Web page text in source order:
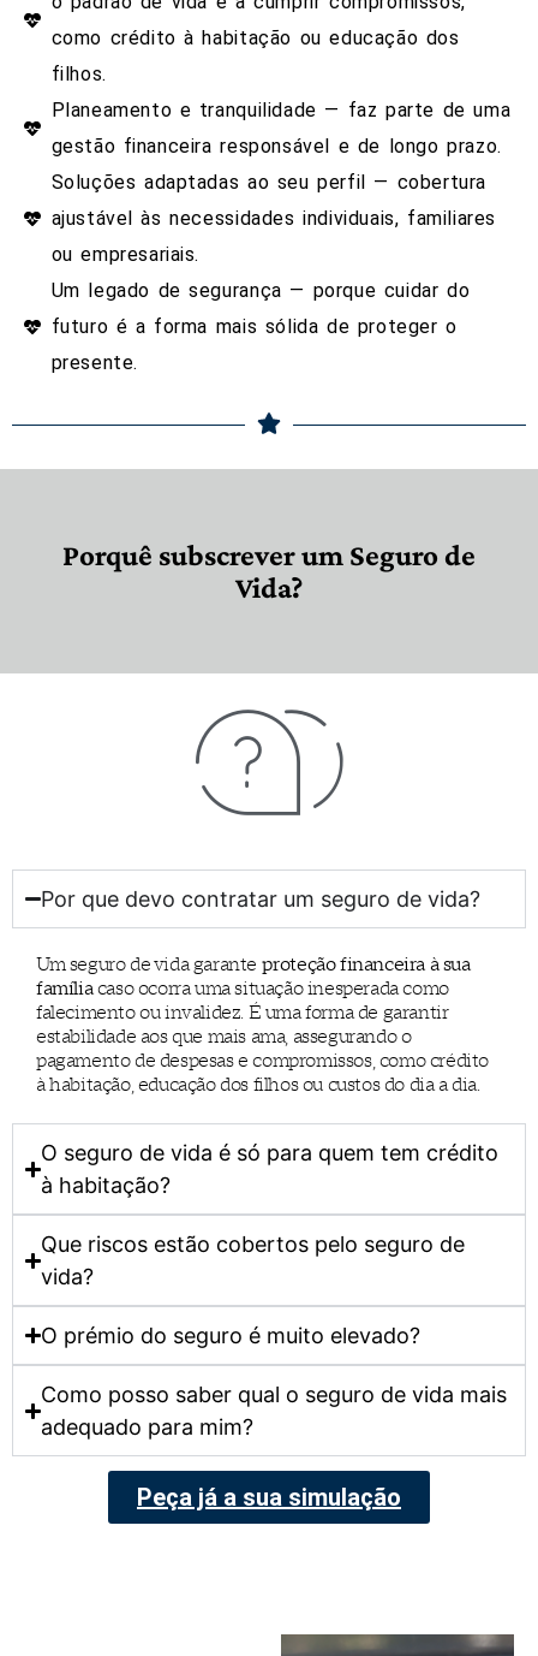
como crédito à habitação ou educação dos
filhos.
Planeamento e tranquilidade — faz parte de uma
gestão financeira responsável e de longo prazo.
Soluções adaptadas ao seu perfil — cobertura
ajustável às necessidades individuais, familiares
ou empresariais.
Um legado de segurança — porque cuidar do
futuro é a forma mais sólida de proteger o
presente.
Porquê subscrever um Seguro de
Vida?
Por que devo contratar um seguro de vida?
Um seguro de vida garante proteção financeira à sua
famíliacaso ocorra uma situação inesperada como
falecimento ou invalidez. É uma forma de garantir
estabilidade aos que mais ama, assegurando o
pagamento de despesas e compromissos, como crédito
à habitação, educação dos filhos ou custos do dia a dia.
O seguro de vida é só para quem tem crédito
à habitação?
Que riscos estão cobertos pelo seguro de
vida?
O prémio do seguro é muito elevado?
Como posso saber qual o seguro de vida mais
adequado para mim?
Peça já a sua simulação